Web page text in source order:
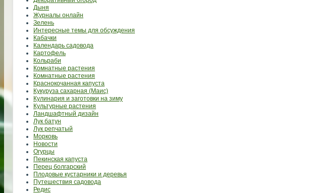
Дыня
Журналы онлайн
Зелень
Интересные темы для обсуждения
Кабачки
Календарь садовода
Картофель
Кольраби
Комнатные растения
Комнатные растения
Краснокочанная капуста
Кукуруза сахарная (Маис)
Кулинария и заготовки на зиму
Культурные растения
Ландшафтный дизайн
Лук батун
Лук репчатый
Морковь
Новости
Огурцы
Пекинская капуста
Перец болгарский
Плодовые кустарники и деревья
Путешествия садовода
Редис